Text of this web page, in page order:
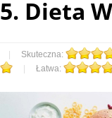
5. Dieta
| Skuteczna:
|
Łatwa: